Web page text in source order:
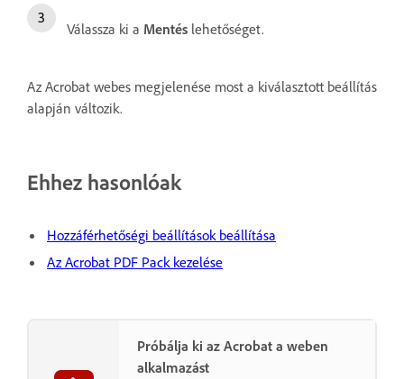
Válassza ki a Mentés lehetőséget.
Az Acrobat webes megjelenése most a kiválasztott beállítás
alapján változik.
Ehhez hasonlóak
Hozzáférhetőségi beállítások beállítása
Az Acrobat PDF Pack kezelése
Próbálja ki az Acrobat a weben
alkalmazást